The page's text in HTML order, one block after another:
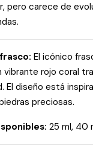
pero carece de
El icónico
vibrante rojo coral
El diseño está
preciosas.
25 ml, 40